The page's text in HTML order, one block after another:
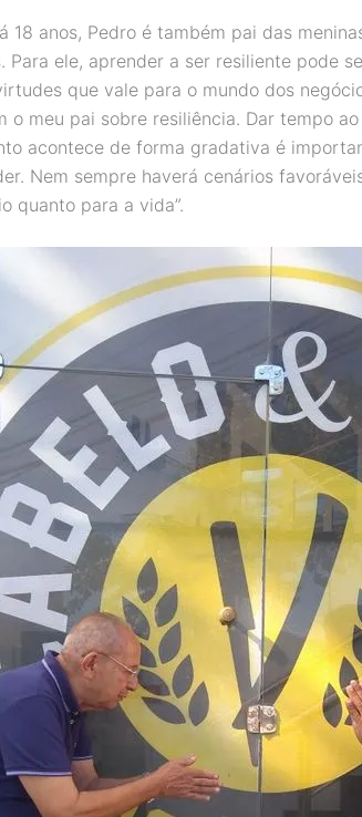
18 anos, Pedro é também pai das
Para ele, aprender a ser resiliente pode
que vale para o mundo dos
o meu pai sobre resiliência. Dar tempo
acontece de forma gradativa é
Nem sempre haverá cenários
quanto para a vida”.